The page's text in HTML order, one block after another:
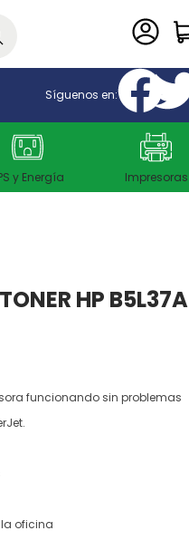
Síguenos en:
y Energía Impresoras
HP B5L37A
funcionando sin problemas
oficina